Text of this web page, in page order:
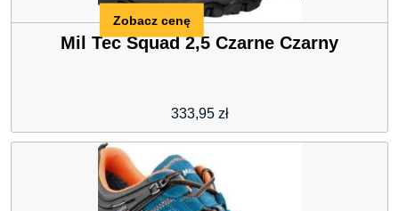
Mil Tec Squad 2,5 Czarne Czarny
333,95 zł
Zobacz cenę